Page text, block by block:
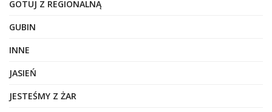
GOTUJ Z REGIONALNĄ
GUBIN
INNE
JASIEŃ
JESTEŚMY Z ŻAR